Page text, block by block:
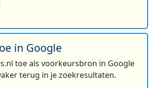
in Google
toe als voorkeursbron in Google
terug in je zoekresultaten.